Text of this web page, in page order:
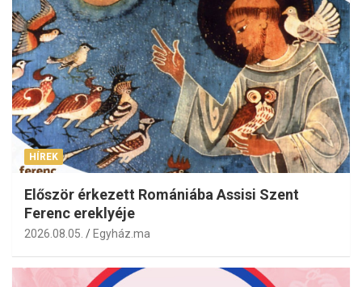
HÍREK
Először érkezett Romániába Assisi Szent
Ferenc ereklyéje
2026.08.05. Egyház.ma